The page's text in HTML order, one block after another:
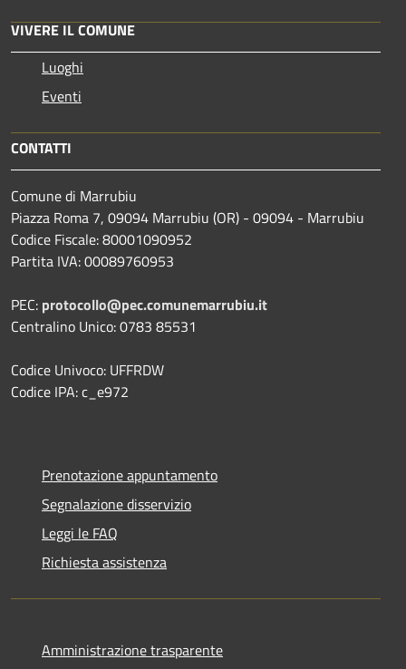
VIVERE IL COMUNE
Luoghi
Eventi
CONTATTI
Comune di Marrubiu
Piazza Roma 7, 09094 Marrubiu (OR) - 09094 - Marrubiu
Codice Fiscale: 80001090952
Partita IVA: 00089760953
PEC: protocollo@pec.comunemarrubiu.it
Centralino Unico: 0783 85531
Codice Univoco: UFFRDW
Codice IPA: c_e972
Prenotazione appuntamento
Segnalazione disservizio
Leggi le FAQ
Richiesta assistenza
Amministrazione trasparente